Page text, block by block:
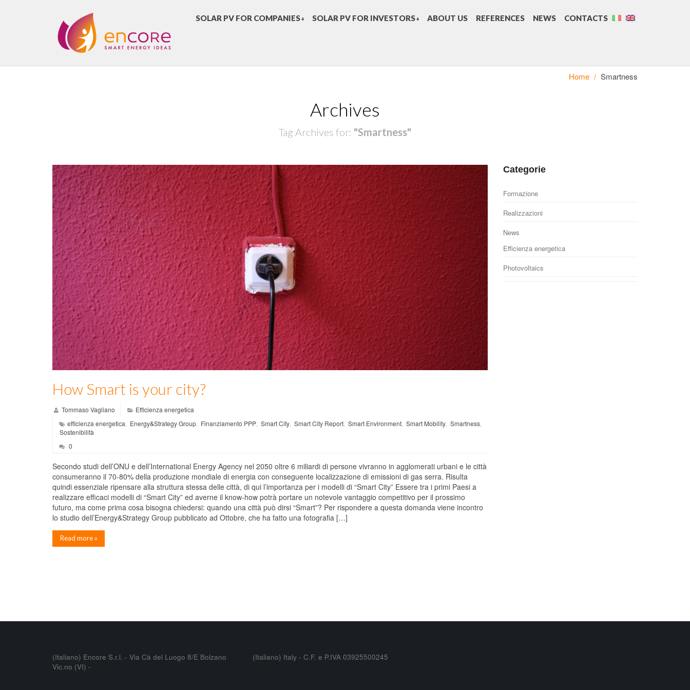
SOLAR PV FOR COMPANIES+ SOLAR PV FOR INVESTORS+ ABOUT US REFERENCES NEWS CONTACTS
Home / Smartness
Archives
Tag Archives for: "Smartness"
How Smart is your city?
Tommaso Vagliano
Efficienza energetica
efficienza energetica
Energy&Strategy Group Finanziamento PPP Smart City Smart City Report Smart Environment Smart Mobility Smartness
Sostenibilità
0
Secondo studi dell’ONU e dell’International Energy Agency nel 2050 oltre 6 miliardi di persone vivranno in agglomerati urbani e le città
consumeranno il 70-80% della produzione mondiale di energia con conseguente localizzazione di emissioni di gas serra. Risulta
quindi essenziale ripensare alla struttura stessa delle città, di qui l’importanza per i modelli di “Smart City” Essere tra i primi Paesi a
realizzare efficaci modelli di “Smart City” ed averne il know-how potrà portare un notevole vantaggio competitivo per il prossimo
futuro, ma come prima cosa bisogna chiedersi: quando una città può dirsi “Smart”? Per rispondere a questa domanda viene incontro
lo studio dell’Energy&Strategy Group pubblicato ad Ottobre, che ha fatto una fotografia […]
Read more »
Categorie
Formazione
Realizzazioni
News
Efficienza energetica
Photovoltaics
(Italiano) Encore S.r.l. - Via Cà del Luogo 8/E Bolzano
Vic.no (VI) -
(Italiano) Italy - C.F. e P.IVA 03925500245